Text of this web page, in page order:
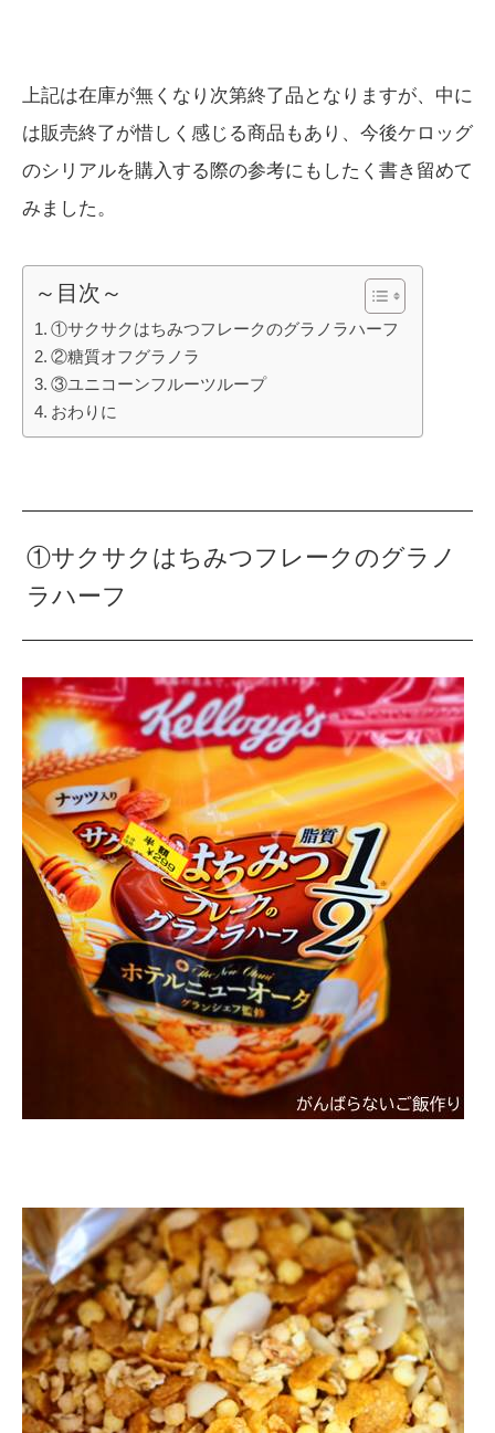
上記は在庫が無くなり次第終了品となりますが、中に
は販売終了が惜しく感じる商品もあり、今後ケロッグ
のシリアルを購入する際の参考にもしたく書き留めて
みました。
～目次～
①サクサクはちみつフレークのグラノラハーフ
②糖質オフグラノラ
③ユニコーンフルーツループ
おわりに
①サクサクはちみつフレークのグラノ
ラハーフ